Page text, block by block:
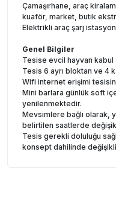
Çamaşırhane, araç
kuaför, market, butik
Elektrikli araç şarj
Genel Bilgiler
Tesise evcil hayvan
Tesis 6 ayrı bloktan ve 4
Wifi internet erişimi
Mini barlara günlük soft
yenilenmektedir.
Mevsimlere bağlı olarak,
belirtilen saatlerde
Tesis gerekli doluluğu
konsept dahilinde